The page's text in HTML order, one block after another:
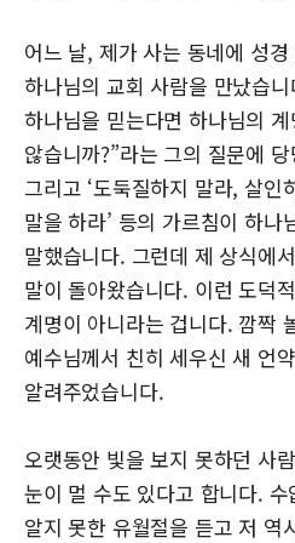
어느 날, 제가 사는 동네에 성
하나님의 교회 사람을 만났습
하나님을 믿는다면 하나님의
않습니까?”라는 그의 질문에
그리고 ‘도둑질하지 말라, 살
말을 하라’ 등의 가르침이 하나
말했습니다. 그런데 제 상식에
말이 돌아왔습니다. 이런 도덕
계명이 아니라는 겁니다. 깜짝
예수님께서 친히 세우신 새 언
알려주었습니다.
오랫동안 빛을 보지 못하던 사
눈이 멀 수도 있다고 합니다.
알지 못한 유월절을 듣고 저 역